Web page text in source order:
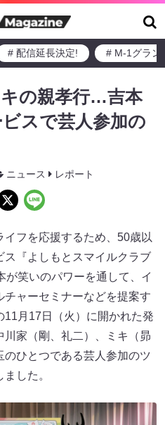
# 配信延長決定! # M-1グラン
の親孝行…吉本
スで芸人参加の
ニュース レポート
フを応援するため、50歳以
ス『よしもとスマイルクラブ
笑いのパワーを通して、イ
ャーセミナーなどを提案す
11月17日（火）に開かれた発
家（剛、礼二）、ミキ（昴
ひとつである芸人参加のツ
した。